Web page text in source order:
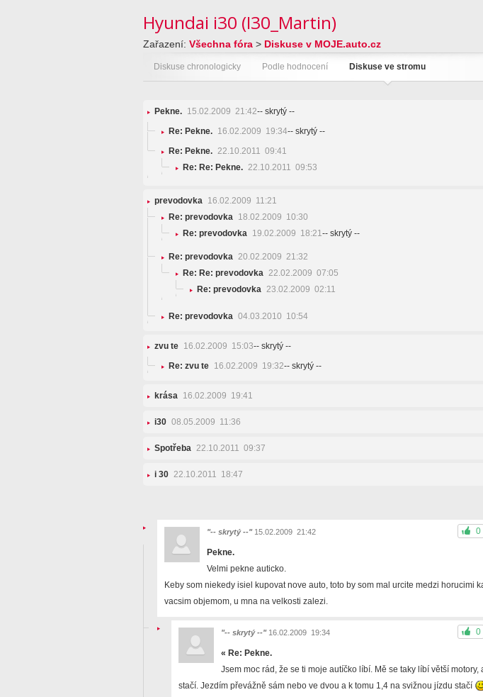
Hyundai i30 (I30_Martin)
Zařazení: Všechna fóra > Diskuse v MOJE.auto.cz
Diskuse chronologicky Podle hodnocení Diskuse ve stromu
Pekne. 15.02.2009 21:42-- skrytý --
Re: Pekne. 16.02.2009 19:34-- skrytý --
Re: Pekne. 22.10.2011 09:41
Re: Re: Pekne. 22.10.2011 09:53
prevodovka 16.02.2009 11:21
Re: prevodovka 18.02.2009 10:30
Re: prevodovka 19.02.2009 18:21-- skrytý --
Re: prevodovka 20.02.2009 21:32
Re: Re: prevodovka 22.02.2009 07:05
Re: prevodovka 23.02.2009 02:11
Re: prevodovka 04.03.2010 10:54
zvu te 16.02.2009 15:03-- skrytý --
Re: zvu te 16.02.2009 19:32-- skrytý --
krása 16.02.2009 19:41
i30 08.05.2009 11:36
Spotřeba 22.10.2011 09:37
i 30 22.10.2011 18:47
0
"-- skrytý --"15.02.2009 21:42
Pekne.
Velmi pekne auticko.
Keby som niekedy isiel kupovat nove auto, toto by som mal urcite medzi horucimi
vacsim objemom, u mna na velkosti zalezi.
0
"-- skrytý --"16.02.2009 19:34
« Re: Pekne.
Jsem moc rád, že se ti moje autíčko líbí. Mě se taky líbí větší motory,
stačí. Jezdím převážně sám nebo ve dvou a k tomu 1,4 na svižnou jízdu stačí